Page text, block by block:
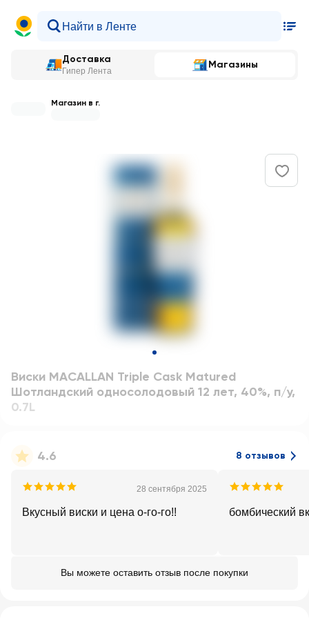
Доставка
Гипер Лента
Магазины
Магазин в г.
Виски MACALLAN Triple Cask Matured
Шотландский односолодовый 12 лет, 40%, п/у,
0.7L
4.6 8 отзывов
28 сентября 2025
Вкусный виски и цена о-го-го!! бомбический
Вы можете оставить отзыв после покупки